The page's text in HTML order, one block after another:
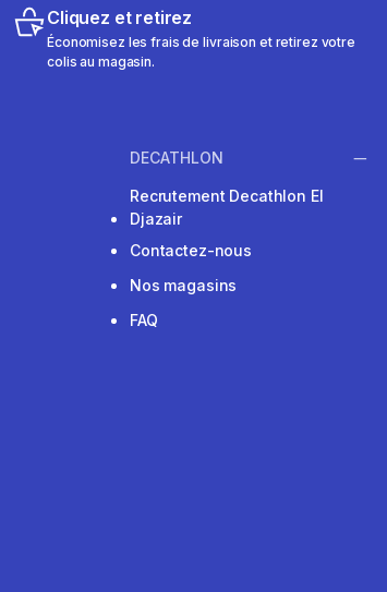
Cliquez et retirez
Économisez les frais de livraison et retirez votre
colis au magasin.
DECATHLON
Recrutement Decathlon El
Djazair
Contactez-nous
Nos magasins
FAQ